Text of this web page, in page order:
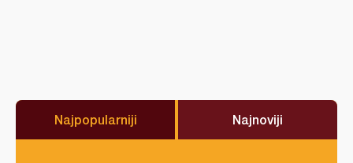
Najpopularniji Najnoviji